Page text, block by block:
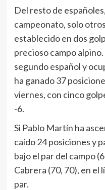
Del resto de
campeonato, solo
establecido en dos
precioso campo
segundo español y
ha ganado 37
viernes, con cinco
-6.
Si Pablo Martín ha
caído 24 posiciones y
bajo el par del campo
Cabrera (70, 70), en el
par.